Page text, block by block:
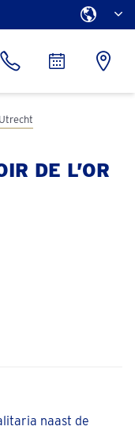
Utrecht
DE L’OR
naast de